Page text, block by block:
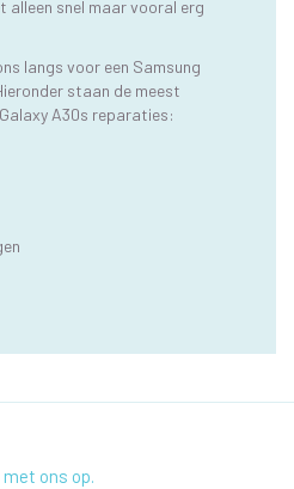
alleen snel maar vooral erg
langs voor een Samsung
staan de meest
A30s reparaties:
ons op.